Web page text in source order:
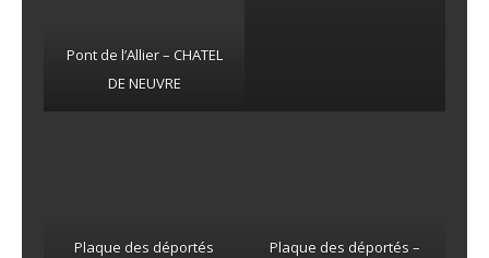
Pont de l’Allier – CHATEL
DE NEUVRE
Plaque des déportés
Plaque des déportés –